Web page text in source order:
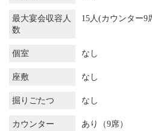
最大宴会収容人
数
15人(カウンター9
個室 なし
座敷 なし
掘りごたつ なし
カウンター あり（9席）